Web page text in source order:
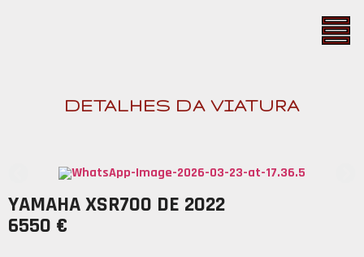
DETALHES DA VIATURA
YAMAHA XSR700 DE 2022
6550 €